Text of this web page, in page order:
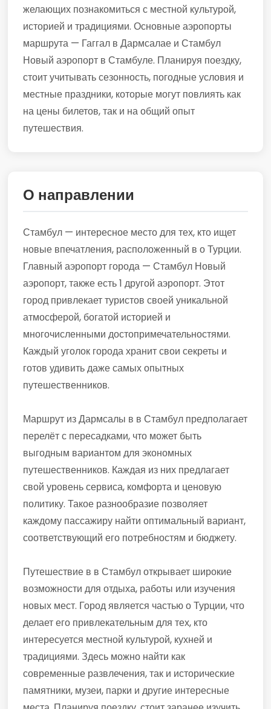
желающих познакомиться с местной культурой,
историей и традициями. Основные аэропорты
маршрута — Гаггал в Дармсалае и Стамбул
Новый аэропорт в Стамбуле. Планируя поездку,
стоит учитывать сезонность, погодные условия и
местные праздники, которые могут повлиять как
на цены билетов, так и на общий опыт
путешествия.
О направлении
Стамбул — интересное место для тех, кто ищет
новые впечатления, расположенный в о Турции.
Главный аэропорт города — Стамбул Новый
аэропорт, также есть 1 другой аэропорт. Этот
город привлекает туристов своей уникальной
атмосферой, богатой историей и
многочисленными достопримечательностями.
Каждый уголок города хранит свои секреты и
готов удивить даже самых опытных
путешественников.
Маршрут из Дармсалы в в Стамбул предполагает
перелёт с пересадками, что может быть
выгодным вариантом для экономных
путешественников. Каждая из них предлагает
свой уровень сервиса, комфорта и ценовую
политику. Такое разнообразие позволяет
каждому пассажиру найти оптимальный вариант,
соответствующий его потребностям и бюджету.
Путешествие в в Стамбул открывает широкие
возможности для отдыха, работы или изучения
новых мест. Город является частью о Турции, что
делает его привлекательным для тех, кто
интересуется местной культурой, кухней и
традициями. Здесь можно найти как
современные развлечения, так и исторические
памятники, музеи, парки и другие интересные